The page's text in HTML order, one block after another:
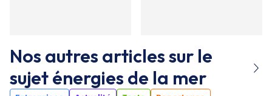
Nos autres articles sur le
sujeténergies de la mer